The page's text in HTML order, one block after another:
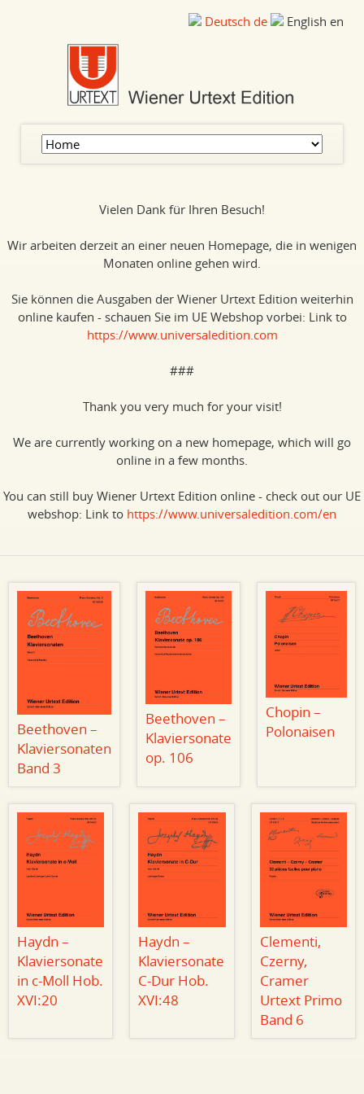
Deutsch de English en
navigation
Vielen Dank für Ihren Besuch!
Wir arbeiten derzeit an einer neuen Homepage, die in wenigen
Monaten online gehen wird.
Sie können die Ausgaben der Wiener Urtext Edition weiterhin
online kaufen - schauen Sie im UE Webshop vorbei: Link to
https://www.universaledition.com
###
Thank you very much for your visit!
We are currently working on a new homepage, which will go
online in a few months.
You can still buy Wiener Urtext Edition online - check out our UE
webshop: Link to https://www.universaledition.com/en
Beethoven –
Klaviersonaten
Band 3
Beethoven –
Klaviersonate
op. 106
Chopin –
Polonaisen
Haydn –
Klaviersonate
in c-Moll Hob.
XVI:20
Haydn –
Klaviersonate
C-Dur Hob.
XVI:48
Clementi,
Czerny,
Cramer
Urtext Primo
Band 6